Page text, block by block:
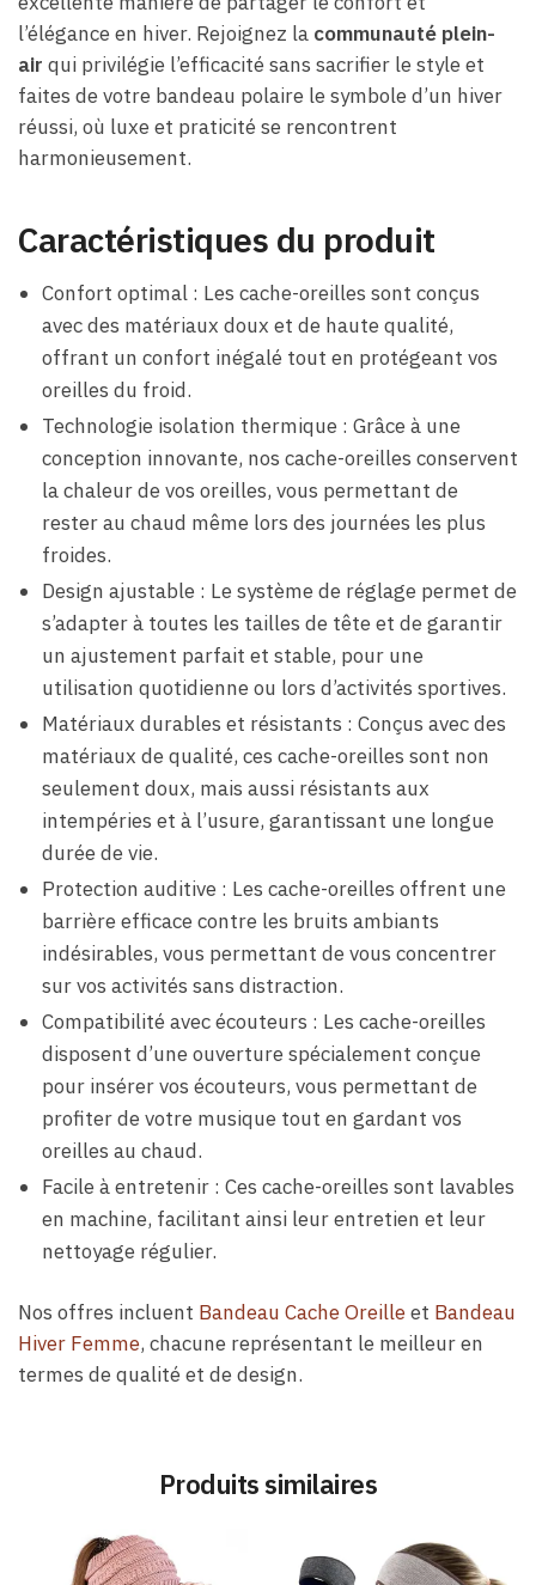
l’élégance en hiver. Rejoignez la communauté plein-
air qui privilégie l’efficacité sans sacrifier le style et
faites de votre bandeau polaire le symbole d’un hiver
réussi, où luxe et praticité se rencontrent
harmonieusement.
Caractéristiques du produit
Confort optimal : Les cache-oreilles sont conçus
avec des matériaux doux et de haute qualité,
offrant un confort inégalé tout en protégeant vos
oreilles du froid.
Technologie isolation thermique : Grâce à une
conception innovante, nos cache-oreilles conservent
la chaleur de vos oreilles, vous permettant de
rester au chaud même lors des journées les plus
froides.
Design ajustable : Le système de réglage permet de
s’adapter à toutes les tailles de tête et de garantir
un ajustement parfait et stable, pour une
utilisation quotidienne ou lors d’activités sportives.
Matériaux durables et résistants : Conçus avec des
matériaux de qualité, ces cache-oreilles sont non
seulement doux, mais aussi résistants aux
intempéries et à l’usure, garantissant une longue
durée de vie.
Protection auditive : Les cache-oreilles offrent une
barrière efficace contre les bruits ambiants
indésirables, vous permettant de vous concentrer
sur vos activités sans distraction.
Compatibilité avec écouteurs : Les cache-oreilles
disposent d’une ouverture spécialement conçue
pour insérer vos écouteurs, vous permettant de
profiter de votre musique tout en gardant vos
oreilles au chaud.
Facile à entretenir : Ces cache-oreilles sont lavables
en machine, facilitant ainsi leur entretien et leur
nettoyage régulier.
Nos offres incluent Bandeau Cache Oreilleet Bandeau
Hiver Femme, chacune représentant le meilleur en
termes de qualité et de design.
Produits similaires